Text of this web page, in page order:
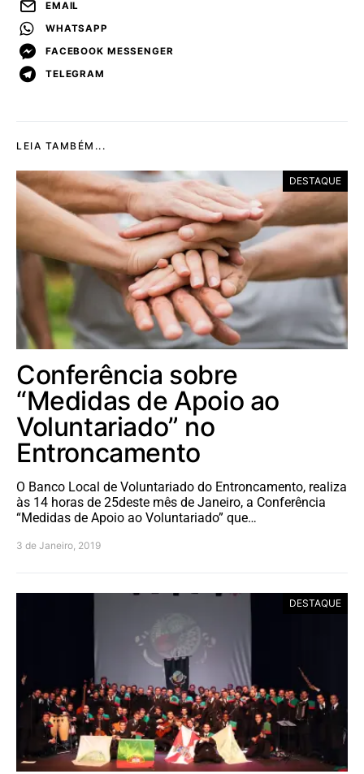
EMAIL
WHATSAPP
FACEBOOK MESSENGER
TELEGRAM
LEIA TAMBÉM...
DESTAQUE
Conferência sobre
“Medidas de Apoio ao
Voluntariado” no
Entroncamento
O Banco Local de Voluntariado do Entroncamento, realiza
às 14 horas de 25deste mês de Janeiro, a Conferência
“Medidas de Apoio ao Voluntariado” que…
3 de Janeiro, 2019
DESTAQUE